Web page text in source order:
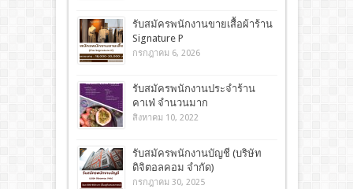
รับสมัครพนักงานขายเสื้อผ้าร้าน
Signature P
กรกฎาคม 6, 2026
รับสมัครพนักงานประจำร้าน
คาเฟ่ จำนวนมาก
สิงหาคม 10, 2022
รับสมัครพนักงานบัญชี (บริษัท
ดิจิตอลคอม จำกัด)
กรกฎาคม 30, 2025